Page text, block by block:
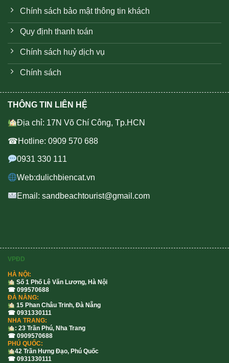
Chính sách bảo mật thông tin khách
Quy định thanh toán
Chính sách huỷ dịch vụ
Chính sách
THÔNG TIN LIÊN HỆ
Địa chỉ: 17N Võ Chí Công, Tp.HCN
☎Hotline: 0909 570 688
0931 330 111
Web:dulichbiencat.vn
Email: sandbeachtourist@gmail.com
VPĐD
HÀ NỘI:
Số 1 Phố Lê Văn Lương, Hà Nội
☎ 099570688
ĐÀ NẴNG:
15 Phan Châu Trinh, Đà Nẵng
☎ 0931330111
NHA TRANG:
: 23 Trần Phú, Nha Trang
☎ 0909570688
PHÚ QUỐC:
42 Trần Hưng Đạo, Phú Quốc
☎ 0931330111